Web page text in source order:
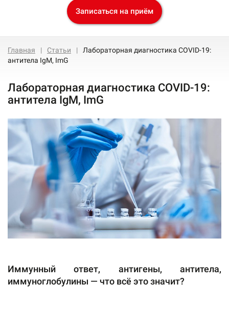
Записаться на приём
Главная Статьи
Лабораторная диагностика COVID-19:
антитела IgM, ImG
Лабораторная диагностика COVID-19:
антитела IgM, ImG
Иммунный ответ, антигены, антитела,
иммуноглобулины — что всё это значит?